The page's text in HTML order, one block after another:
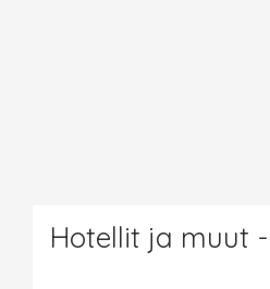
Hotellit ja muut